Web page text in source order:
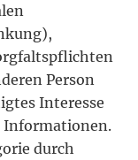
Person
Interesse
Informationen.
durch